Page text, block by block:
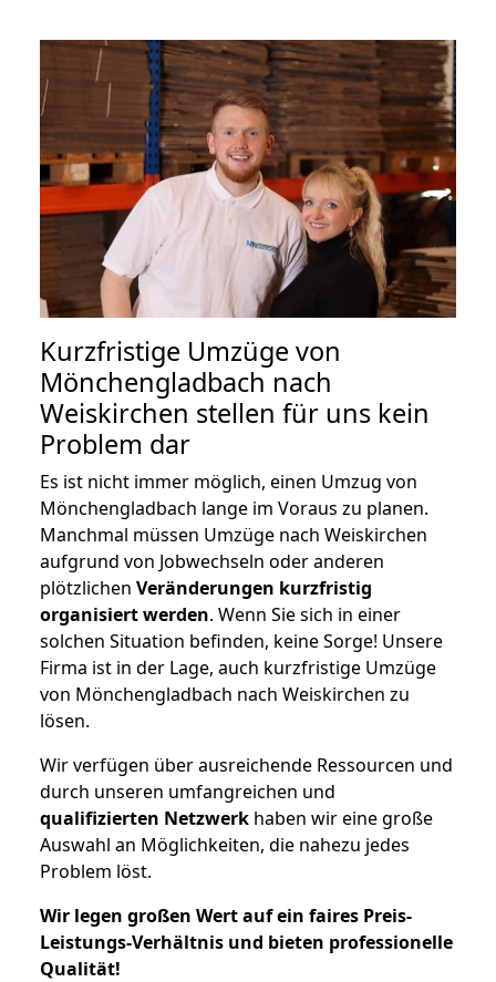
Kurzfristige Umzüge von
Mönchengladbach nach
Weiskirchen stellen für uns kein
Problem dar
Es ist nicht immer möglich, einen Umzug von
Mönchengladbach lange im Voraus zu planen.
Manchmal müssen Umzüge nach Weiskirchen
aufgrund von Jobwechseln oder anderen
plötzlichen Veränderungen kurzfristig
organisiert werden. Wenn Sie sich in einer
solchen Situation befinden, keine Sorge! Unsere
Firma ist in der Lage, auch kurzfristige Umzüge
von Mönchengladbach nach Weiskirchen zu
lösen.
Wir verfügen über ausreichende Ressourcen und
durch unseren umfangreichen und
qualifizierten Netzwerk haben wir eine große
Auswahl an Möglichkeiten, die nahezu jedes
Problem löst.
Wir legen großen Wert auf ein faires Preis-
Leistungs-Verhältnis und bieten professionelle
Qualität!